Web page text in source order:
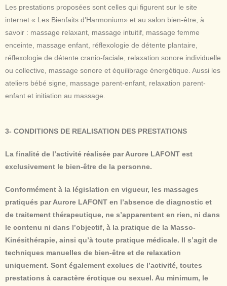
Les prestations proposées sont celles qui figurent sur le site
internet « Les Bienfaits d’Harmonium» et au salon bien-être, à
savoir : massage relaxant, massage intuitif, massage femme
enceinte, massage enfant, réflexologie de détente plantaire,
réflexologie de détente cranio-faciale, relaxation sonore individuelle
ou collective, massage sonore et équilibrage énergétique. Aussi les
ateliers bébé signe, massage parent-enfant, relaxation parent-
enfant et initiation au massage.
3- CONDITIONS DE REALISATION DES PRESTATIONS
La finalité de l’activité réalisée par Aurore LAFONT est
exclusivement le bien-être de la personne.
Conformément à la législation en vigueur, les massages
pratiqués par Aurore LAFONT en l’absence de diagnostic et
de traitement thérapeutique, ne s’apparentent en rien, ni dans
le contenu ni dans l’objectif, à la pratique de la Masso-
Kinésithérapie, ainsi qu’à toute pratique médicale. Il s’agit de
techniques manuelles de bien-être et de relaxation
uniquement. Sont également exclues de l’activité, toutes
prestations à caractère érotique ou sexuel. Au minimum, le